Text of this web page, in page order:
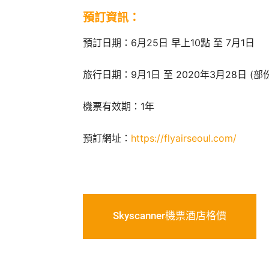
預訂資訊：
預訂日期：6月25日 早上10點 至 7月1日
旅行日期：9月1日 至 2020年3月28日 (部
機票有效期：1年
預訂網址： https://flyairseoul.com/
Skyscanner機票酒店格價